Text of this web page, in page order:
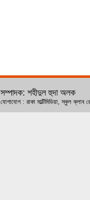
সম্পাদক: শহীদুল হুদা অলক
যোগাযোগ : রাকা মাল্টিমিডিয়া, স্কুল